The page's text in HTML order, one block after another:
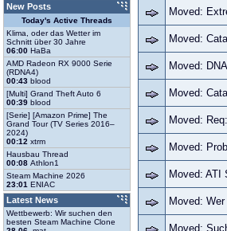
Moved:
Moved:
Moved:
Moved:
Moved:
Moved:
Moved: ATI
Moved:
Moved:
New Posts
Today's Active Threads
Klima, oder das Wetter im
Schnitt über 30 Jahre
06:00 HaBa
AMD Radeon RX 9000 Serie
(RDNA4)
00:43 blood
[Multi] Grand Theft Auto 6
00:39 blood
[Serie] [Amazon Prime] The
Grand Tour (TV Series 2016–
2024)
00:12 xtrm
Hausbau Thread
00:08 Athlon1
Steam Machine 2026
23:01 ENIAC
Latest News
Wettbewerb: Wir suchen den
besten Steam Machine Clone